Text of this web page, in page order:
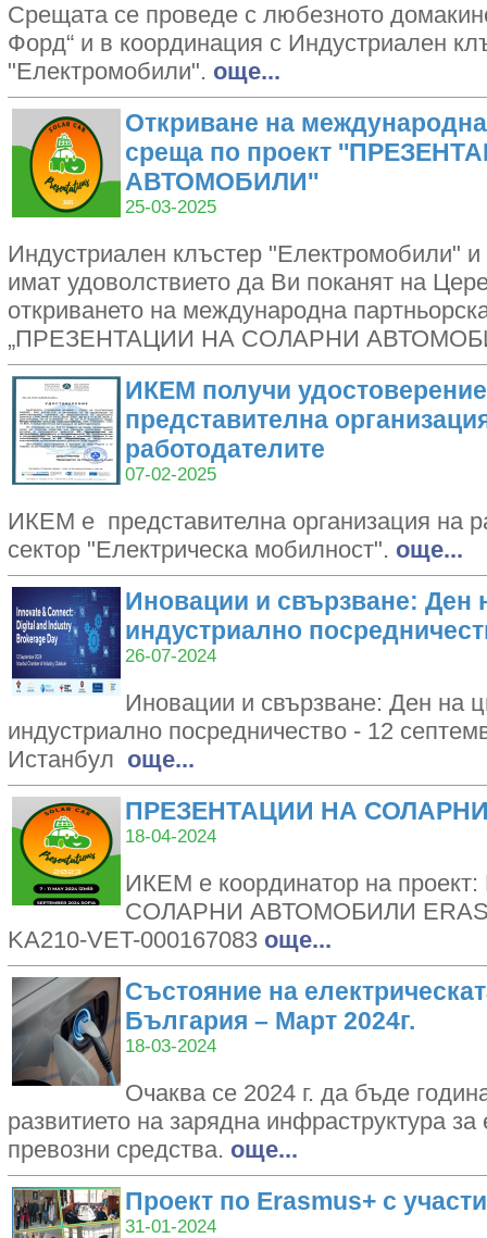
Срещата се проведе с любезното
Форд“ и в координация с Индустриален
"Електромобили". oще...
Откриване на
среща по проект
АВТОМОБИЛИ''
25-03-2025
Индустриален клъстер "Електромобили"
имат удоволствието да Ви поканят на
откриването на международна
„ПРЕЗЕНТАЦИИ НА СОЛАРНИ
ИКЕМ получи
представителна
работодателите
07-02-2025
ИКЕМ е представителна организация на
сектор "Електрическа мобилност". oще...
Иновации и свързване: Ден
индустриално
26-07-2024
Иновации и свързване: Ден на
индустриално посредничество - 12
Истанбул oще...
ПРЕЗЕНТАЦИИ НА
18-04-2024
ИКЕМ е координатор на
СОЛАРНИ АВТОМОБИЛИ
KA210-VET-000167083 oще...
Състояние на
България – Март 2024г.
18-03-2024
Очаква се 2024 г. да бъде
развитието на зарядна инфраструктура за
превозни средства. oще...
Проект по Еrasmus+ с
31-01-2024